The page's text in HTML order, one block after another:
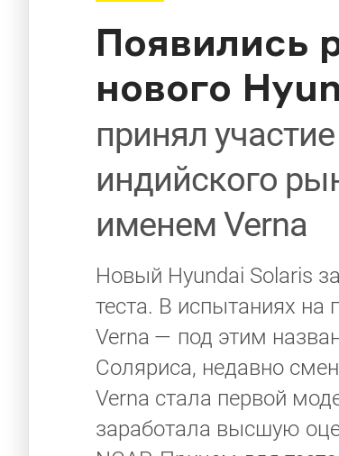
Появились
нового
принял
индийского
именем Verna
Новый Hyundai Solaris
теста. В испытаниях на
Verna — под этим
Соляриса, недавно
Verna стала первой
заработала высшую